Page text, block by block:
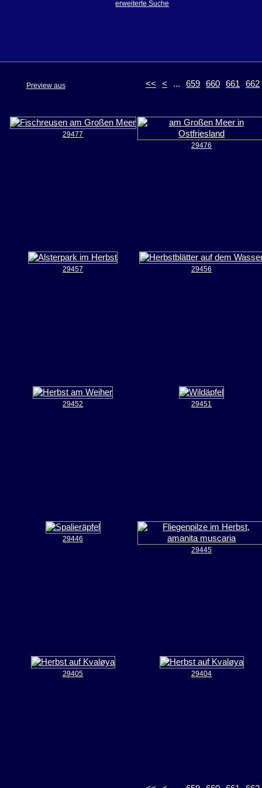
erweiterte Suche
<< < ... 659 660 661 662
Preview aus
29477
29476
29457 29456
29452 29451
29446
29445
29405 29404